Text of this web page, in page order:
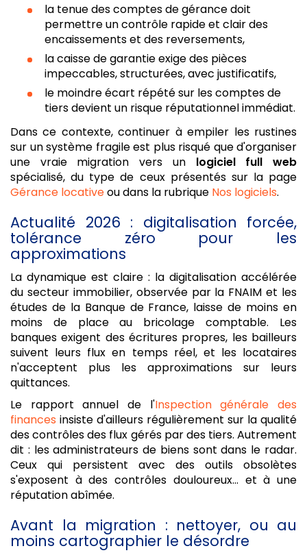
la tenue des comptes de gérance doit
permettre un contrôle rapide et clair des
encaissements et des reversements,
la caisse de garantie exige des pièces
impeccables, structurées, avec justificatifs,
le moindre écart répété sur les comptes de
tiers devient un risque réputationnel immédiat.
Dans ce contexte, continuer à empiler les rustines
sur un système fragile est plus risqué que d'organiser
une vraie migration vers un logiciel full web
spécialisé, du type de ceux présentés sur la page
Gérance locativeou dans la rubrique Nos logiciels.
Actualité 2026 : digitalisation forcée,
tolérance zéro pour les
approximations
La dynamique est claire : la digitalisation accélérée
du secteur immobilier, observée par la FNAIM et les
études de la Banque de France, laisse de moins en
moins de place au bricolage comptable. Les
banques exigent des écritures propres, les bailleurs
suivent leurs flux en temps réel, et les locataires
n'acceptent plus les approximations sur leurs
quittances.
Le rapport annuel de l'Inspection générale des
finances insiste d'ailleurs régulièrement sur la qualité
des contrôles des flux gérés par des tiers. Autrement
dit : les administrateurs de biens sont dans le radar.
Ceux qui persistent avec des outils obsolètes
s'exposent à des contrôles douloureux... et à une
réputation abîmée.
Avant la migration : nettoyer, ou au
moins cartographier le désordre